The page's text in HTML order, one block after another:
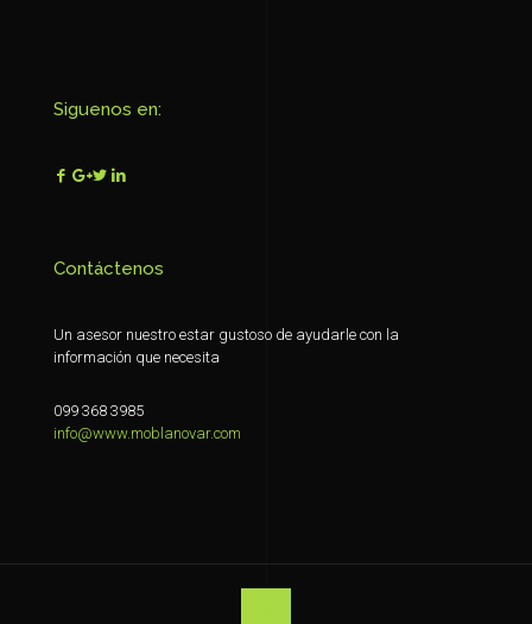
Siguenos en:
Contáctenos
Un asesor nuestro estar gustoso de ayudarle con la
información que necesita
099 368 3985
info@www.moblanovar.com